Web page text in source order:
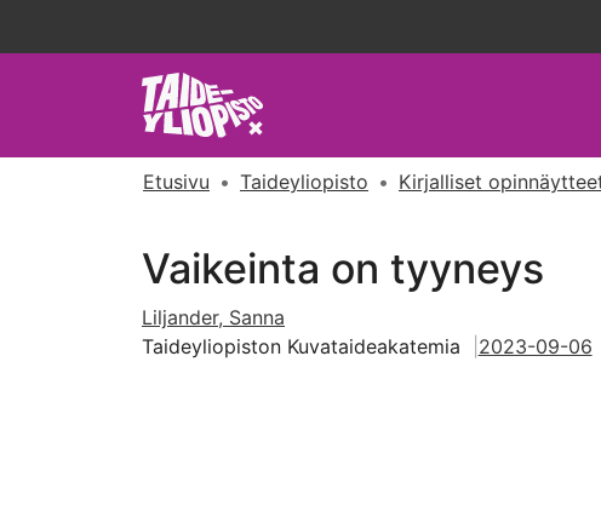
Etusivu Taideyliopisto
Vaikeinta on tyyneys
Liljander, Sanna
Taideyliopiston Kuvataideakatemia
2023-09-06